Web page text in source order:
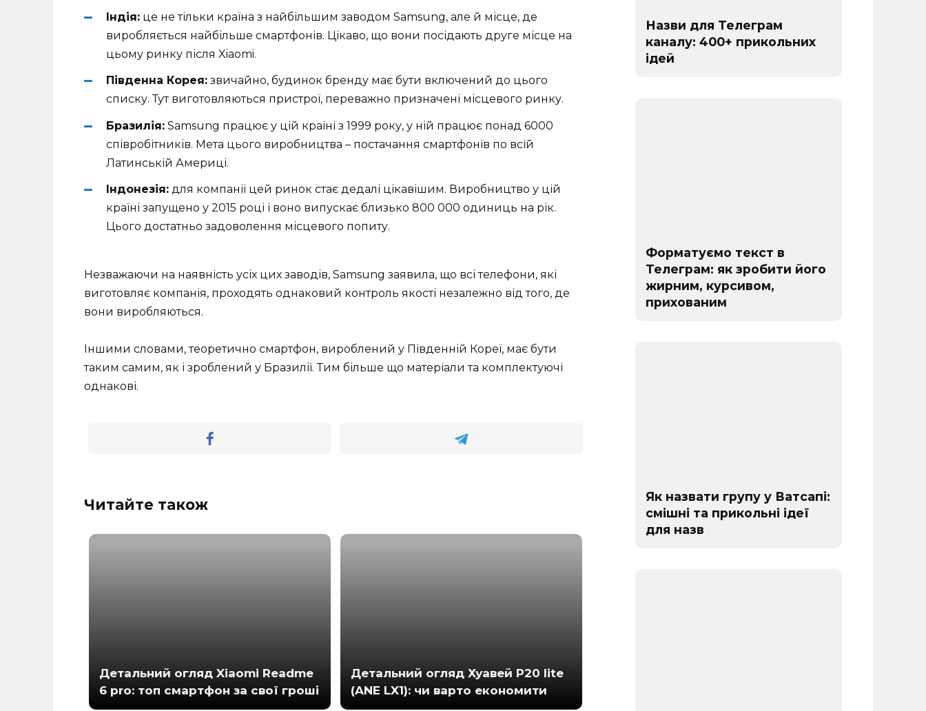
Індія: це не тільки країна з найбільшим заводом Samsung, але й місце, де
виробляється найбільше смартфонів. Цікаво, що вони посідають друге місце на
цьому ринку після Xiaomi.
Південна Корея: звичайно, будинок бренду має бути включений до цього
списку. Тут виготовляються пристрої, переважно призначені місцевого ринку.
Бразилія: Samsung працює у цій країні з 1999 року, у ній працює понад 6000
співробітників. Мета цього виробництва – постачання смартфонів по всій
Латинській Америці.
Індонезія: для компанії цей ринок стає дедалі цікавішим. Виробництво у цій
країні запущено у 2015 році і воно випускає близько 800 000 одиниць на рік.
Цього достатньо задоволення місцевого попиту.
Незважаючи на наявність усіх цих заводів, Samsung заявила, що всі телефони, які
виготовляє компанія, проходять однаковий контроль якості незалежно від того, де
вони виробляються.
Іншими словами, теоретично смартфон, вироблений у Південній Кореї, має бути
таким самим, як і зроблений у Бразилії. Тим більше що матеріали та комплектуючі
однакові.
Читайте також
Детальний огляд Xiaomi Readme
6 pro: топ смартфон за свої гроші
Детальний огляд Хуавей Р20 lite
(ANE LX1): чи варто економити
Назви для Телеграм
каналу: 400+ прикольних
ідей
Форматуємо текст в
Телеграм: як зробити його
жирним, курсивом,
прихованим
Як назвати групу у Ватсапі:
смішні та прикольні ідеї
для назв